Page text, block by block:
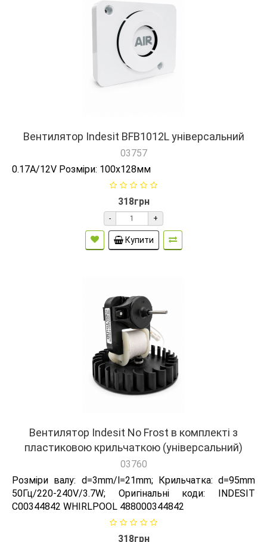
Вентилятор Indesit BFB1012L універсальний
03757
0.17A/12V Розміри: 100х128мм
318грн
- +
Купити
Вентилятор Indesit No Frost в комплекті з
пластиковою крильчаткою (універсальний)
03760
Розміри валу: d=3mm/l=21mm; Крильчатка: d=95mm
50Гц/220-240V/3.7W; Оригінальні коди: INDESIT
C00344842 WHIRLPOOL 488000344842
318грн